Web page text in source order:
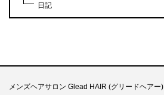
日記
メンズヘアサロン Glead HAIR (グリードヘアー)